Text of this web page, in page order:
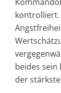
kontrolliert.
beides
der